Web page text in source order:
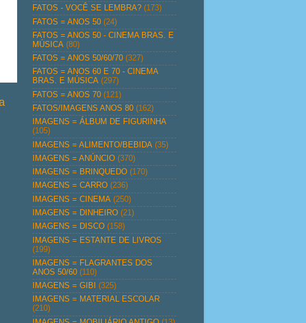
FATOS - VOCÊ SE LEMBRA? (173)
FATOS = ANOS 50 (24)
FATOS = ANOS 50 - CINEMA BRAS. E
MÚSICA (80)
FATOS = ANOS 50/60/70 (327)
FATOS = ANOS 60 E 70 - CINEMA
BRAS. E MÚSICA (297)
FATOS = ANOS 70 (121)
FATOS/IMAGENS ANOS 80 (162)
IMAGENS = ÁLBUM DE FIGURINHA
(105)
IMAGENS = ALIMENTO/BEBIDA (35)
IMAGENS = ANÚNCIO (370)
IMAGENS = BRINQUEDO (170)
IMAGENS = CARRO (236)
IMAGENS = CINEMA (250)
IMAGENS = DINHEIRO (21)
IMAGENS = DISCO (158)
IMAGENS = ESTANTE DE LIVROS
(199)
IMAGENS = FLAGRANTES DOS
ANOS 50/60 (110)
IMAGENS = GIBI
(325)
IMAGENS = MATERIAL ESCOLAR
(210)